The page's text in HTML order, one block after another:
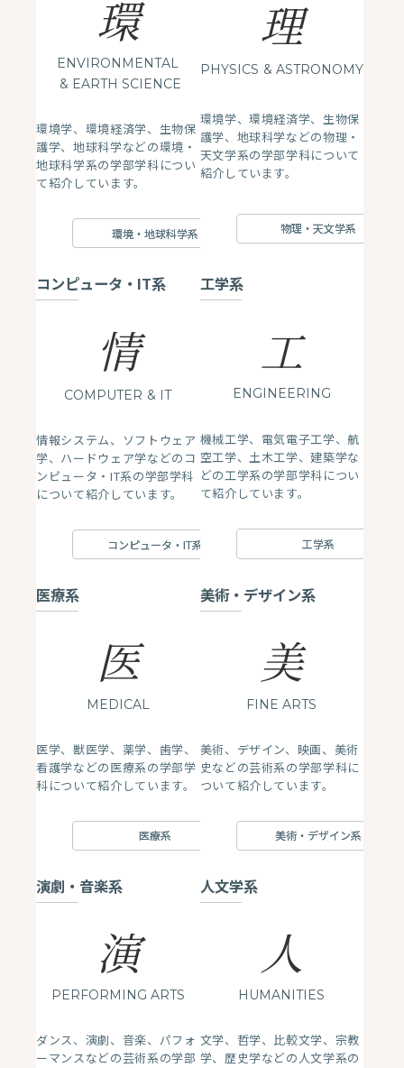
環
ENVIRONMENTAL
& EARTH SCIENCE
環境学、環境経済学、生物保
護学、地球科学などの環境・
地球科学系の学部学科につい
て紹介しています。
環境・地球科学系
理
PHYSICS & ASTRONOMY
環境学、環境経済学、生物保
護学、地球科学などの物理・
天文学系の学部学科について
紹介しています。
物理・天文学系
コンピュータ・IT系
情
COMPUTER & IT
情報システム、ソフトウェア
学、ハードウェア学などのコ
ンピュータ・IT系の学部学科
について紹介しています。
コンピュータ・IT系
工学系
工
ENGINEERING
機械工学、電気電子工学、航
空工学、土木工学、建築学な
どの工学系の学部学科につい
て紹介しています。
工学系
医療系
医
MEDICAL
医学、獣医学、薬学、歯学、
看護学などの医療系の学部学
科について紹介しています。
医療系
美術・デザイン系
美
FINE ARTS
美術、デザイン、映画、美術
史などの芸術系の学部学科に
ついて紹介しています。
美術・デザイン系
演劇・音楽系
演
PERFORMING ARTS
ダンス、演劇、音楽、パフォ
ーマンスなどの芸術系の学部
人文学系
人
HUMANITIES
文学、哲学、比較文学、宗教
学、歴史学などの人文学系の